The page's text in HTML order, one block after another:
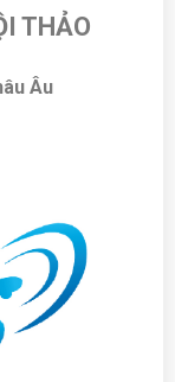
THẢO
Âu